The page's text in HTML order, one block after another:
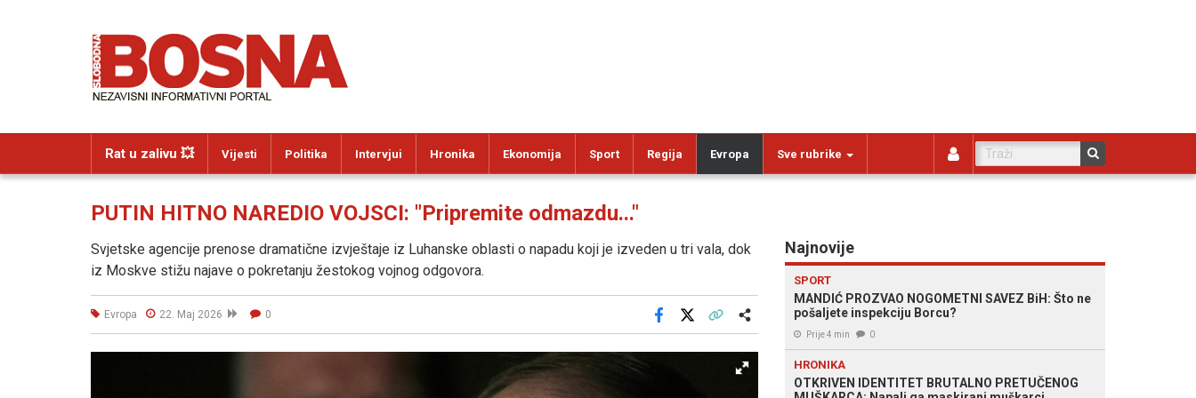
Rat u zalivu 💥 Vijesti Politika Intervjui Hronika Ekonomija Sport Regija Evropa Sve rubrike
PUTIN HITNO NAREDIO VOJSCI: "Pripremite odmazdu..."
Svjetske agencije prenose dramatične izvještaje iz Luhanske oblasti o napadu koji je izveden u tri vala, dok
iz Moskve stižu najave o pokretanju žestokog vojnog odgovora.
Evropa 22. Maj 2026 0
Facebook
Najnovije
SPORT
MANDIĆ PROZVAO NOGOMETNI SAVEZ BiH: Što ne
pošaljete inspekciju Borcu?
Prije 4 min 0
HRONIKA
OTKRIVEN IDENTITET BRUTALNO PRETUČENOG